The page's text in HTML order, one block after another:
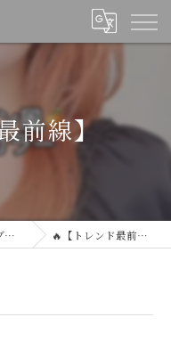
前線】
🔥【トレンド最前線】